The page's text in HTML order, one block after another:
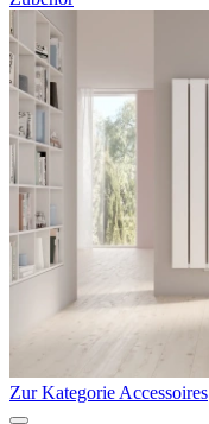
Zur Kategorie Accessoires